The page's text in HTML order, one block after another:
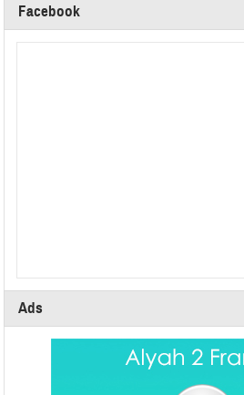
Facebook
Ads